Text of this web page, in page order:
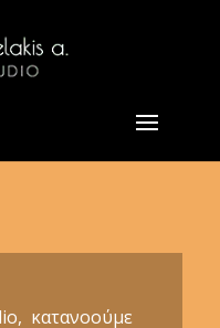
κατανοούμε